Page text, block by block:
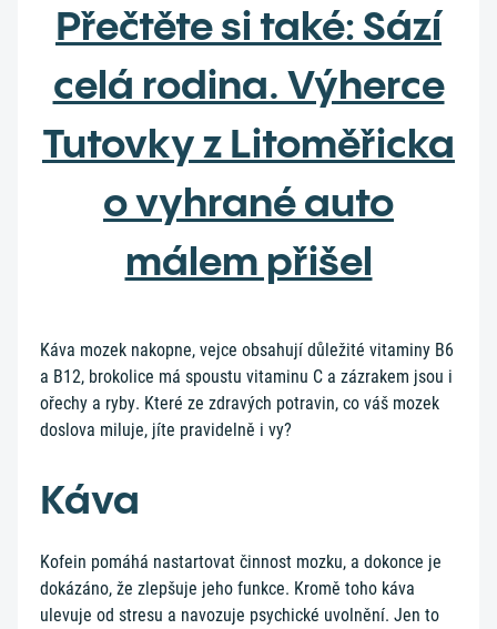
Přečtěte si také: Sází
celá rodina. Výherce
Tutovky z Litoměřicka
o vyhrané auto
málem přišel
Káva mozek nakopne, vejce obsahují důležité vitaminy B6
a B12, brokolice má spoustu vitaminu C a zázrakem jsou i
ořechy a ryby. Které ze zdravých potravin, co váš mozek
doslova miluje, jíte pravidelně i vy?
Káva
Kofein pomáhá nastartovat činnost mozku, a dokonce je
dokázáno, že zlepšuje jeho funkce. Kromě toho káva
ulevuje od stresu a navozuje psychické uvolnění. Jen to